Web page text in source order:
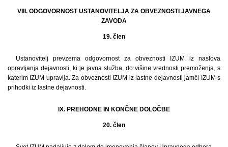
VIII. ODGOVORNOST USTANOVITELJA ZA OBVEZNOSTI JAVNEGA
ZAVODA
19. člen
Ustanovitelj prevzema odgovornost za obveznosti IZUM iz naslova
opravljanja dejavnosti, ki je javna služba, do višine vrednosti premoženja, s
katerim IZUM upravlja. Za obveznosti IZUM iz lastne dejavnosti jamči IZUM s
prihodki iz lastne dejavnosti.
IX. PREHODNE IN KONČNE DOLOČBE
20. člen